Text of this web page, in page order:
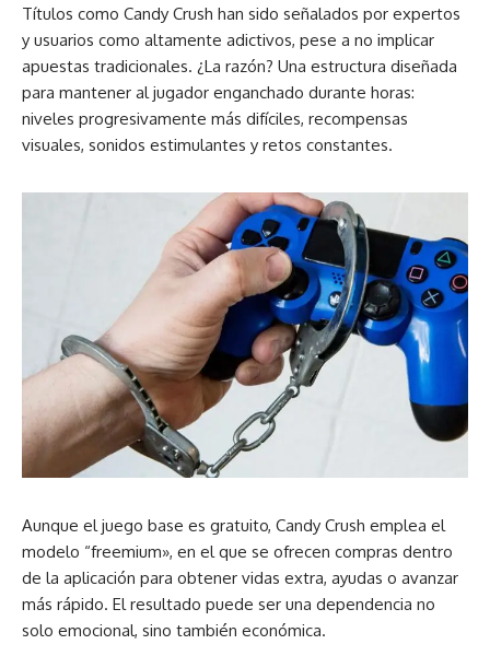
Títulos como Candy Crush han sido señalados por expertos
y usuarios como altamente adictivos, pese a no implicar
apuestas tradicionales. ¿La razón? Una estructura diseñada
para mantener al jugador enganchado durante horas:
niveles progresivamente más difíciles, recompensas
visuales, sonidos estimulantes y retos constantes.
Aunque el juego base es gratuito, Candy Crush emplea el
modelo “freemium», en el que se ofrecen compras dentro
de la aplicación para obtener vidas extra, ayudas o avanzar
más rápido. El resultado puede ser una dependencia no
solo emocional, sino también económica.